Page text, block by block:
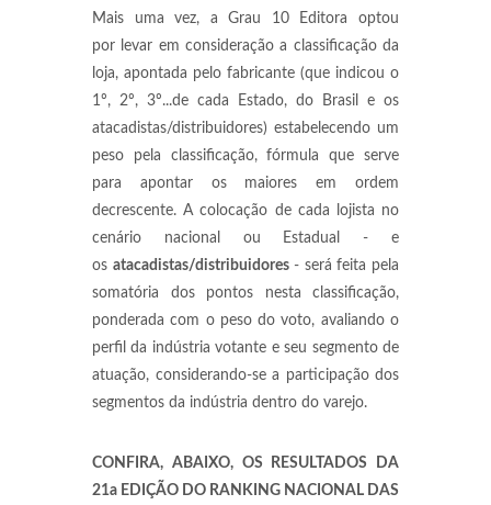
Mais uma vez, a Grau 10 Editora optou
por levar em consideração a classificação da
loja, apontada pelo fabricante (que indicou o
1º, 2º, 3º...de cada Estado, do Brasil e os
atacadistas/distribuidores) estabelecendo um
peso pela classificação, fórmula que serve
para apontar os maiores em ordem
decrescente. A colocação de cada lojista no
cenário nacional ou Estadual - e
os atacadistas/distribuidores- será feita pela
somatória dos pontos nesta classificação,
ponderada com o peso do voto, avaliando o
perfil da indústria votante e seu segmento de
atuação, considerando-se a participação dos
segmentos da indústria dentro do varejo.
CONFIRA, ABAIXO, OS RESULTADOS DA
21a EDIÇÃO DO RANKING NACIONAL DAS